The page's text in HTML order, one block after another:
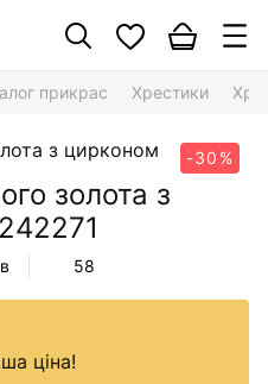
прикрас Хрестики
-30%
золота з
58
ціна!